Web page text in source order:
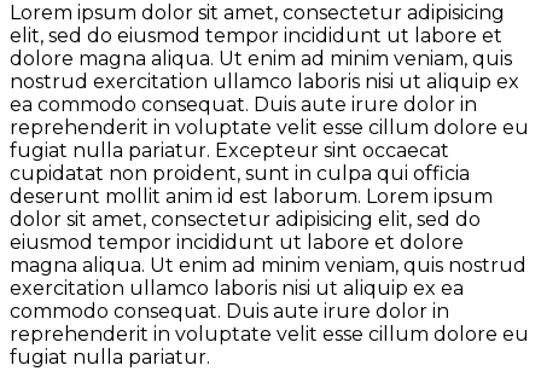
Lorem ipsum dolor sit amet, consectetur adipisicing
elit, sed do eiusmod tempor incididunt ut labore et
dolore magna aliqua. Ut enim ad minim veniam, quis
nostrud exercitation ullamco laboris nisi ut aliquip ex
ea commodo consequat. Duis aute irure dolor in
reprehenderit in voluptate velit esse cillum dolore eu
fugiat nulla pariatur. Excepteur sint occaecat
cupidatat non proident, sunt in culpa qui officia
deserunt mollit anim id est laborum. Lorem ipsum
dolor sit amet, consectetur adipisicing elit, sed do
eiusmod tempor incididunt ut labore et dolore
magna aliqua. Ut enim ad minim veniam, quis nostrud
exercitation ullamco laboris nisi ut aliquip ex ea
commodo consequat. Duis aute irure dolor in
reprehenderit in voluptate velit esse cillum dolore eu
fugiat nulla pariatur.